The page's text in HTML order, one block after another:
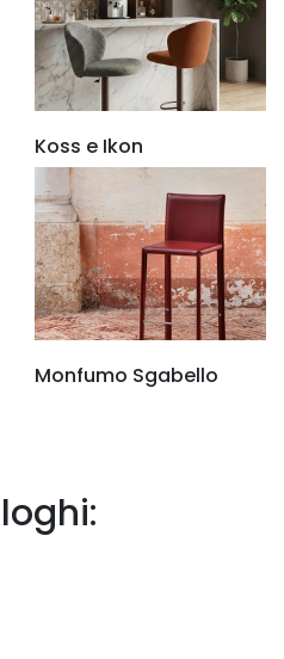
Koss e Ikon
Monfumo Sgabello